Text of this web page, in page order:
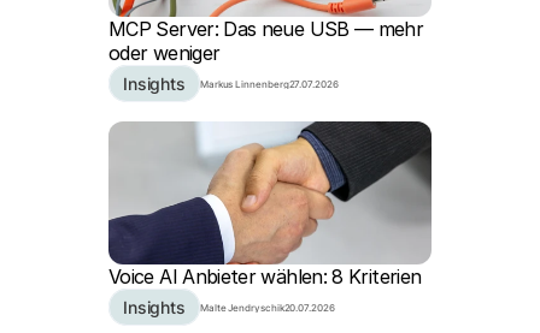
MCP Server: Das neue USB — mehr
oder weniger
Insights Markus Linnenberg27.07.2026
Voice AI Anbieter wählen: 8 Kriterien
Insights Malte Jendryschik20.07.2026